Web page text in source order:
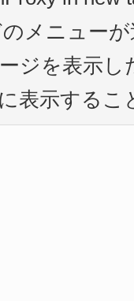
メニュー
ジを表示し
表示するこ